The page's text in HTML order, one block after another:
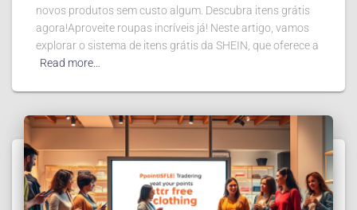
novos produtos sem custo algum. Descubra itens grátis
agora!Aproveite roupas incríveis já! Neste artigo, vamos
explorar o sistema de itens grátis da SHEIN, que oferece a
Read more…